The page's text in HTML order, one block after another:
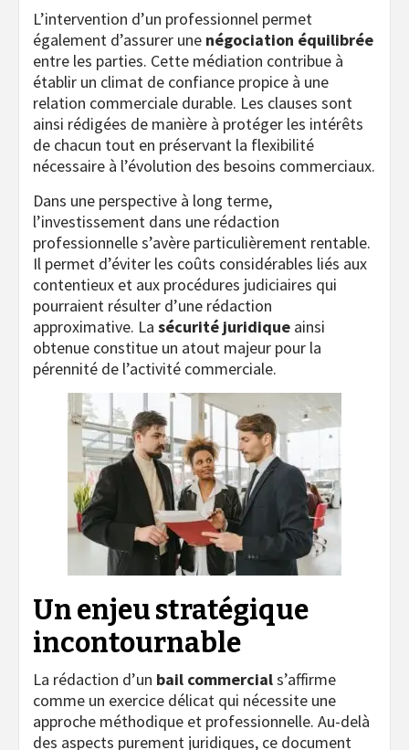
L’intervention d’un professionnel permet
également d’assurer une négociation équilibrée
entre les parties. Cette médiation contribue à
établir un climat de confiance propice à une
relation commerciale durable. Les clauses sont
ainsi rédigées de manière à protéger les intérêts
de chacun tout en préservant la flexibilité
nécessaire à l’évolution des besoins commerciaux.
Dans une perspective à long terme,
l’investissement dans une rédaction
professionnelle s’avère particulièrement rentable.
Il permet d’éviter les coûts considérables liés aux
contentieux et aux procédures judiciaires qui
pourraient résulter d’une rédaction
approximative. La sécurité juridique ainsi
obtenue constitue un atout majeur pour la
pérennité de l’activité commerciale.
Un enjeu stratégique
incontournable
La rédaction d’un bail commercials’affirme
comme un exercice délicat qui nécessite une
approche méthodique et professionnelle. Au-delà
des aspects purement juridiques, ce document